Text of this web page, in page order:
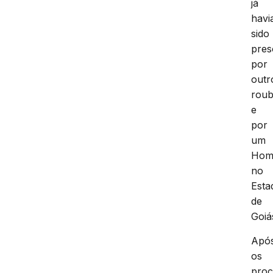
já
sido
por
e
por
um
no
de
os